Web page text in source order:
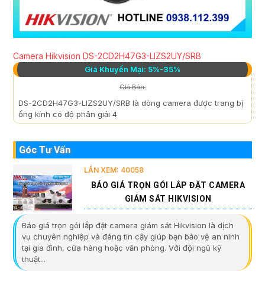
Camera Hikvision DS-2CD2H47G3-LIZS2UY/SRB
Giá Khuyến Mại: 5%-35%
Giá Bán:
DS-2CD2H47G3-LIZS2UY/SRB là dòng camera được trang bị
ống kính có độ phân giải 4
Góc Tư Vấn
LẦN XEM: 40058
BÁO GIÁ TRỌN GÓI LẮP ĐẶT CAMERA
GIÁM SÁT HIKVISION
Báo giá trọn gói lắp đặt camera giám sát Hikvision là dịch
vụ chuyên nghiệp và đáng tin cậy giúp bạn bảo vệ an ninh
tại gia đình, cửa hàng hoặc văn phòng. Với đội ngũ kỹ
thuật...